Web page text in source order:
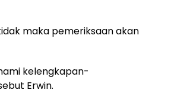
maka pemeriksaan akan
kelengkapan-
Erwin.